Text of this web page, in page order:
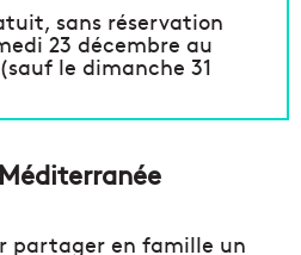
sans réservation
23 décembre au
le dimanche 31
partager en famille un